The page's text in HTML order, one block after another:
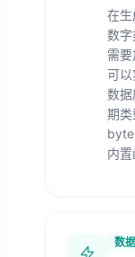
在生
数
需
可
数据
期类
内
数